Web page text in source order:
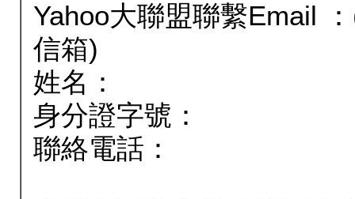
Yahoo大聯盟聯繫Email
信箱)
姓名：
身分證字號：
聯絡電話：